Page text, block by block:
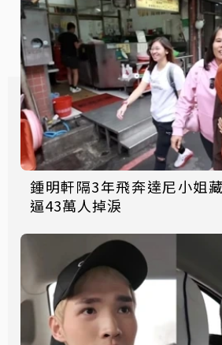
鍾明軒隔3年飛奔達尼小姐
逼43萬人掉淚